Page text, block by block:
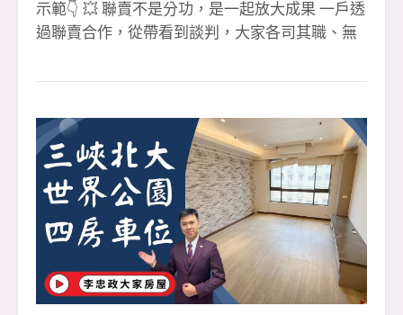
示範👇 💥 聯賣不是分功，是一起放大成果 一戶透
過聯賣合作，從帶看到談判，大家各司其職、無
放心成交」這一件事。 💥 專員人在國外，案件照
夥伴即刻補位，從客戶溝通到交付流程， 讓案件
不因距離而停擺，成交不打折。 💥 夥伴買賣全
炮，靠的不只是拚，是團隊撐 第三戶更狂！ 直接
買賣全炮完成，看似一個人爆發， 其實背後是整
個團隊默默做球與支援， 今天你扛我，明天我補
你，這才是長久的勝利模式。 這個市場不簡單，
但越困難的時刻，越能看出誰是真正的團隊。 在
安信， 我們不只是同事， 更像是一群一起跑馬拉